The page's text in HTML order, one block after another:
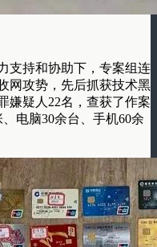
支持和协助下，专案组连
网攻势，先后抓获技术黑
嫌疑人22名，查获了作案
电脑30余台、手机60余